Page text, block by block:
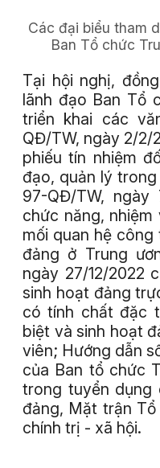
Các đại biểu tham
Ban Tổ chức
Tại hội nghị,
lãnh đạo Ban Tổ
triển khai các
QĐ/TW, ngày 2/2/
phiếu tín nhiệm
đạo, quản lý
97-QĐ/TW,
chức năng,
mối quan hệ
đảng ở Trung
ngày 27/12/2022
sinh hoạt đảng
có tính chất đặc
biệt và sinh hoạt
viên; Hướng dẫn
của Ban tổ chức
trong tuyển dụng
đảng, Mặt trận
chính trị - xã hội.